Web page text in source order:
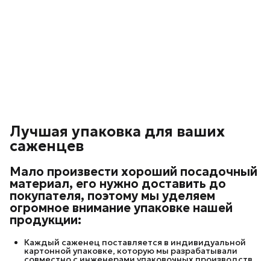
Лучшая упаковка для ваших
саженцев
Мало произвести хороший посадочный
материал, его нужно доставить до
покупателя, поэтому мы уделяем
огромное внимание упаковке нашей
продукции:
Каждый саженец поставляется в индивидуальной
картонной упаковке, которую мы разрабатывали